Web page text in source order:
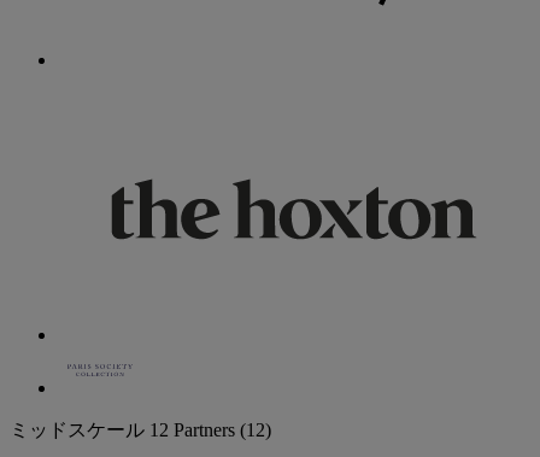
ミッドスケール 12 Partners (12)